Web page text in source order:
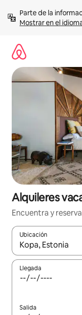
contenidoMostrar en el
Alquileres
Encuentra y
Ubicación
Cuando los
Llegada
Salida